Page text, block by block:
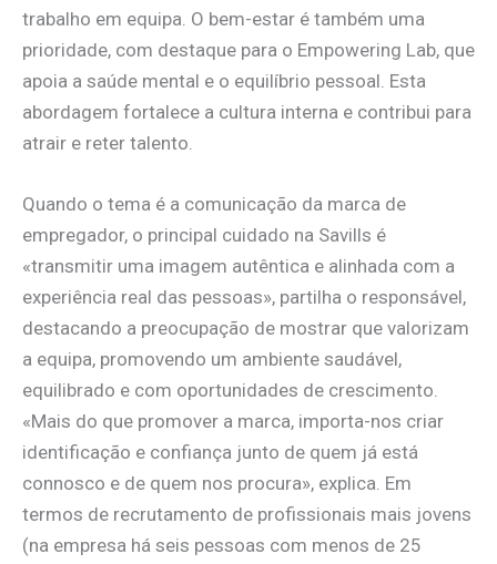
trabalho em equipa. O bem-estar é também uma
prioridade, com destaque para o Empowering Lab, que
apoia a saúde mental e o equilíbrio pessoal. Esta
abordagem fortalece a cultura interna e contribui para
atrair e reter talento.
Quando o tema é a comunicação da marca de
empregador, o principal cuidado na Savills é
«transmitir uma imagem autêntica e alinhada com a
experiência real das pessoas», partilha o responsável,
destacando a preocupação de mostrar que valorizam
a equipa, promovendo um ambiente saudável,
equilibrado e com oportunidades de crescimento.
«Mais do que promover a marca, importa-nos criar
identificação e confiança junto de quem já está
connosco e de quem nos procura», explica. Em
termos de recrutamento de profissionais mais jovens
(na empresa há seis pessoas com menos de 25